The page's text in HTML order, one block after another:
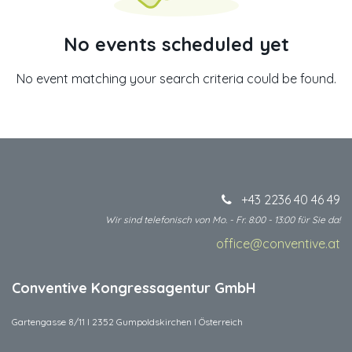
No events scheduled yet
No event matching your search criteria could be found.
+43 2236 40 46 49
Wir sind telefonisch von Mo. - Fr. 8:00 - 13:00 für Sie da!
office@conventive.at
Conventive Kongressagentur GmbH
Gartengasse 8/11 I 2352 Gumpoldskirchen I Österreich